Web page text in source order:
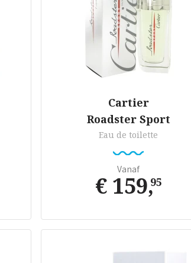
Cartier
Roadster Sport
Eau de toilette
Vanaf
€ 159,95